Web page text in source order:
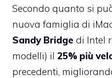
Secondo quanto si
nuova famiglia di
Sandy Bridge di Intel
modelli) il 25% più
precedenti,